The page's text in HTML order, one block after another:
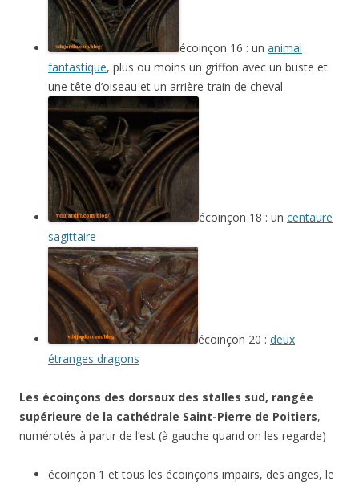
écoinçon 16 : un animal
fantastique, plus ou moins un griffon avec un buste et
une tête d’oiseau et un arrière-train de cheval
écoinçon 18 : un centaure
sagittaire
écoinçon 20 : deux
étranges dragons
Les écoinçons des dorsaux des stalles sud, rangée
supérieure de la cathédrale Saint-Pierre de Poitiers,
numérotés à partir de l’est (à gauche quand on les regarde)
écoinçon 1 et tous les écoinçons impairs, des anges, le